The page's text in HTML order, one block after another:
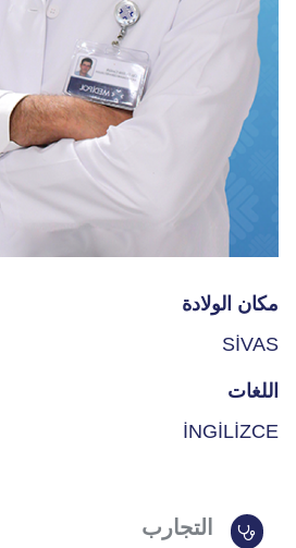
مكان الولادة
SİVAS
اللغات
İNGİLİZCE
التجارب